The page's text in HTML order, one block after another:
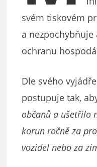
svém tiskovém
a
ochranu
Dle svého
postupuje tak,
občanů a ušetřilo
korun ročně za
vozidel nebo za